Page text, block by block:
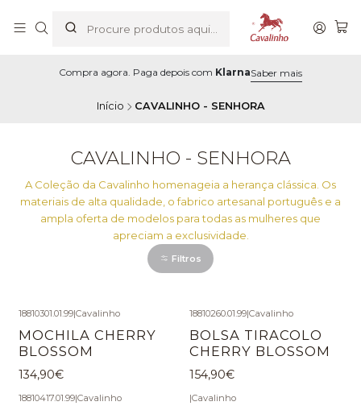
Compra agora. Paga depois com KlarnaSaber mais
Início CAVALINHO - SENHORA
CAVALINHO - SENHORA
A Coleção da Cavalinho homenageia a herança clássica. Os
materiais de alta qualidade, o fabrico artesanal português e a
ampla oferta de modelos para todas as mulheres que
apreciam a exclusividade.
Filtros
18810301.01.99|Cavalinho
MOCHILA CHERRY
BLOSSOM
134,90€
18810260.01.99|Cavalinho
BOLSA TIRACOLO
CHERRY BLOSSOM
154,90€
18810417.01.99|Cavalinho |Cavalinho